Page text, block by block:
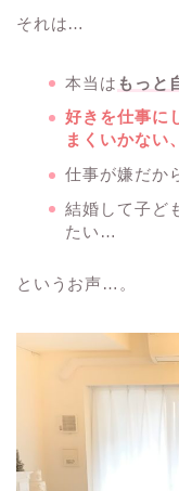
それは…
本当は もっと
好きを仕事に
まくいかない、
仕事が嫌だか
結婚して子ど
たい…
というお声…。